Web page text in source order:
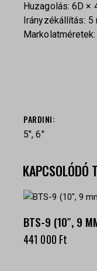
Huzagolás: 6D ×
Irányzékállítás:
PARDINI
5", 6"
KAPCSOLÓDÓ
BTS-9 (10″, 9
441 000 Ft